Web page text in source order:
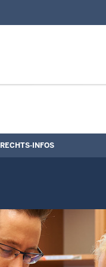
RECHTS-INFOS